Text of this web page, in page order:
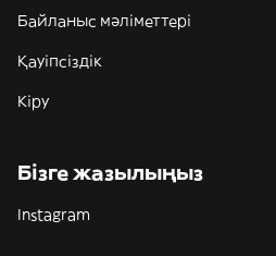
Байланыс мәліметтері
Қауіпсіздік
Кіру
Бізге жазылыңыз
Instagram